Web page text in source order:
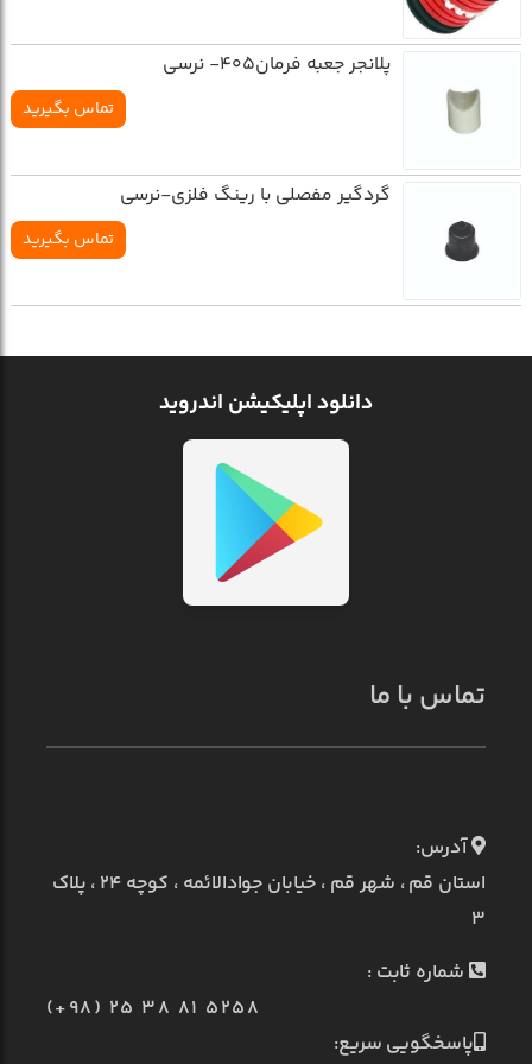
پلانجر جعبه فرمان405- نرسی
تماس بگیرید
گردگیر مفصلی با رینگ فلزی-نرسی
تماس بگیرید
دانلود اپلیکیشن اندروید
تماس با ما
آدرس:
استان قم ، شهر قم ، خیابان جوادالائمه ، کوچه ۲۴ ، پلاک
۳
شماره ثابت :
(+98) 25 38 81 5258
پاسخگویی سریع: